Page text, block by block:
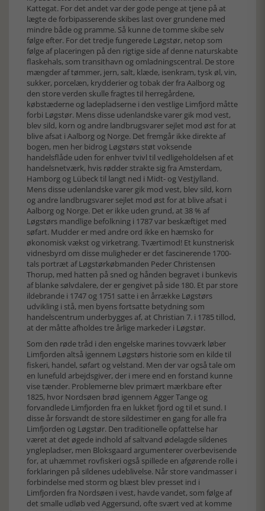
Kattegat. For det andet var der gode penge at tjene på at
lægte de forbipasserende skibes last over grundene med
mindre både og pramme. Så kunne de tomme skibe selv
følge efter. For det tredje fungerede Løgstør, netop som
følge af placeringen på den rigtige side af denne naturskabte
flaskehals, som transithavn og omladningscentral. De store
mængder af tømmer, jern, salt, klæde, isenkram, tysk øl, vin,
sukker, porcelæn, krydderier og tobak der fra Aalborg og
den store verden skulle fragtes til herregårdene,
købstæderne og ladepladserne i den vestlige Limfjord måtte
forbi Løgstør. Mens disse udenlandske varer gik mod vest,
blev sild, korn og andre landbrugsvarer sejlet mod øst for at
blive afsat i Aalborg og Norge. Det fremgår ikke direkte af
bogen, men her bidrog Løgstørs støt voksende
handelsflåde uden for enhver tvivl til vedligeholdelsen af et
handelsnetværk, hvis rødder strakte sig fra Amsterdam,
Hamborg og Lübeck til langt ned i Midt- og Vestjylland.
Mens disse udenlandske varer gik mod vest, blev sild, korn
og andre landbrugsvarer sejlet mod øst for at blive afsat i
Aalborg og Norge. Det er ikke uden grund, at 38 % af
Løgstørs mandlige befolkning i 1787 var beskæftiget med
søfart. Mudder er med andre ord ikke en hæmsko for
økonomisk vækst og virketrang. Tværtimod! Et kunstnerisk
vidnesbyrd om disse muligheder er det fascinerende 1700-
tals portræt af Løgstørkøbmanden Peder Christensen
Thorup, med hatten på sned og hånden begravet i bunkevis
af blanke sølvdalere, der er gengivet på side 180. Et par store
ildebrande i 1747 og 1751 satte i en årrække Løgstørs
udvikling i stå, men byens fortsatte betydning som
handelscentrum underbygges af, at Christian 7. i 1785 tillod,
at der måtte afholdes tre årlige markeder i Løgstør.
Som den røde tråd i den engelske marines tovværk løber
Limfjorden altså igennem Løgstørs historie som en kilde til
fiskeri, handel, søfart og velstand. Men der var også tale om
en lunefuld arbejdsgiver, der i mere end en forstand kunne
vise tænder. Problemerne blev primært mærkbare efter
1825, hvor Nordsøen brød igennem Agger Tange og
forvandlede Limfjorden fra en lukket fjord og til et sund. I
disse år forsvandt de store sildestimer en gang for alle fra
Limfjorden og Løgstør. Den traditionelle opfattelse har
været at det øgede indhold af saltvand ødelagde sildenes
ynglepladser, men Bloksgaard argumenterer overbevisende
for, at uhæmmet rovfiskeri også spillede en afgørende rolle i
forklaringen på sildenes udeblivelse. Når store vandmasser i
forbindelse med storm og blæst blev presset ind i
Limfjorden fra Nordsøen i vest, havde vandet, som følge af
det smalle udløb ved Aggersund, ofte svært ved at komme